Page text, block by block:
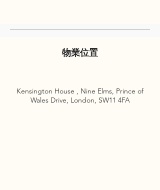
物業位置
Kensington House , Nine Elms, Prince of
Wales Drive, London, SW11 4FA